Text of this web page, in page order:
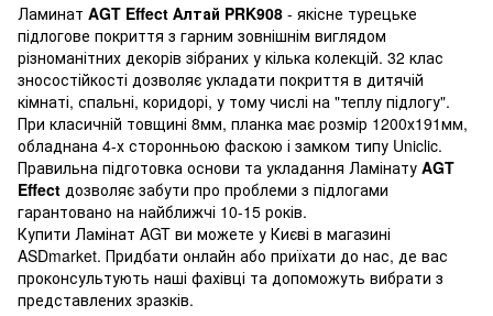
Ламинат AGT Effect Алтай PRK908 - якісне турецьке
підлогове покриття з гарним зовнішнім виглядом
різноманітних декорів зібраних у кілька колекцій. 32 клас
зносостійкості дозволяє укладати покриття в дитячій
кімнаті, спальні, коридорі, у тому числі на "теплу підлогу".
При класичній товщині 8мм, планка має розмір 1200х191мм,
обладнана 4-х сторонньою фаскою і замком типу Uniclic.
Правильна підготовка основи та укладання Ламінату AGT
Effect дозволяє забути про проблеми з підлогами
гарантовано на найближчі 10-15 років.
Купити Ламінат AGT ви можете у Києві в магазині
ASDmarket. Придбати онлайн або приїхати до нас, де вас
проконсультують наші фахівці та допоможуть вибрати з
представлених зразків.